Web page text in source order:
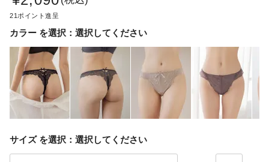
21
カラー 選択してください
サイズ 選択してください